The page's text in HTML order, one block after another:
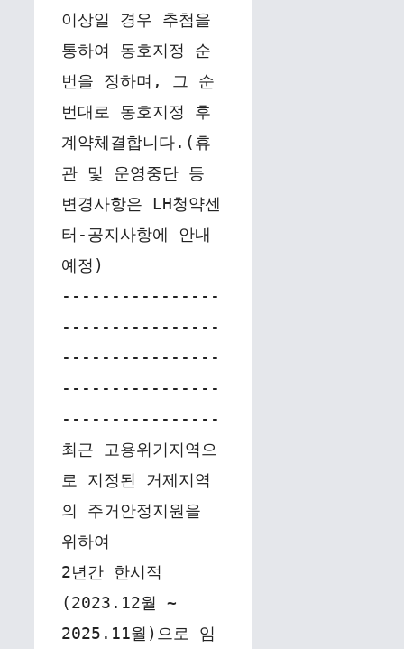
이상일 경우 추첨을
통하여 동호지정 순
번을 정하며, 그 순
번대로 동호지정 후
계약체결합니다.(휴
관 및 운영중단 등
변경사항은 LH청약센
터-공지사항에 안내
예정)
----------------
----------------
----------------
----------------
----------------
최근 고용위기지역으
로 지정된 거제지역
의 주거안정지원을
위하여
2년간 한시적
(2023.12월 ~
2025.11월)으로 임